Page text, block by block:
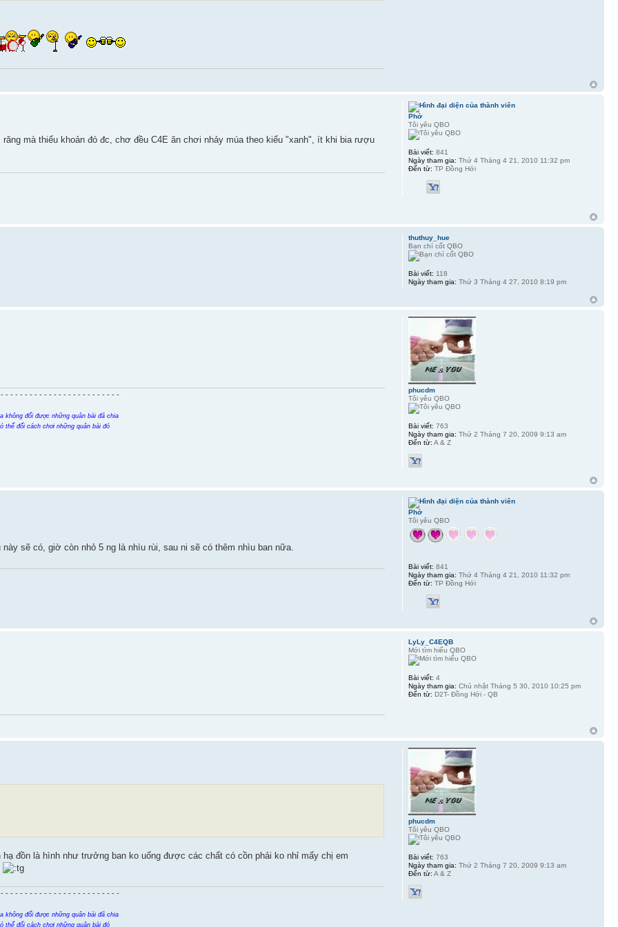
mà thiếu khoản đó đc, chơ đều C4E ăn chơi nhảy múa theo kiểu "xanh", ít khi bia rượu
Phở
Tôi yêu QBO
Bài viết: 841
Ngày tham gia: Thứ 4 Tháng 4 21, 2010 11:32 pm
Đến từ: TP Đồng Hới
thuthuy_hue
Bạn chí cốt QBO
Bài viết: 118
Ngày tham gia: Thứ 3 Tháng 4 27, 2010 8:19 pm
- - - - - - - - - - - - - - - - - - - - - - - -
không đổi được những quân bài đã chia
thể đổi cách chơi những quân bài đó
phucdm
Tôi yêu QBO
Bài viết: 763
Ngày tham gia: Thứ 2 Tháng 7 20, 2009 9:13 am
Đến từ: A & Z
sẽ có, giờ còn nhỏ 5 ng là nhìu rùi, sau ni sẽ có thêm nhìu ban nữa.
Phở
Tôi yêu QBO
Bài viết: 841
Ngày tham gia: Thứ 4 Tháng 4 21, 2010 11:32 pm
Đến từ: TP Đồng Hới
LyLy_C4EQB
Mới tìm hiểu QBO
Bài viết: 4
Ngày tham gia: Chủ nhật Tháng 5 30, 2010 10:25 pm
Đến từ: D2T- Đồng Hới - QB
đồn là hình như trưởng ban ko uống được các chất có cồn phải ko nhỉ mấy chị em
- - - - - - - - - - - - - - - - - - - - - - - -
không đổi được những quân bài đã chia
thể đổi cách chơi những quân bài đó
phucdm
Tôi yêu QBO
Bài viết: 763
Ngày tham gia: Thứ 2 Tháng 7 20, 2009 9:13 am
Đến từ: A & Z